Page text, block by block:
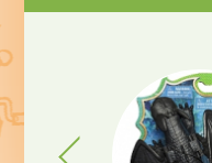
Previous